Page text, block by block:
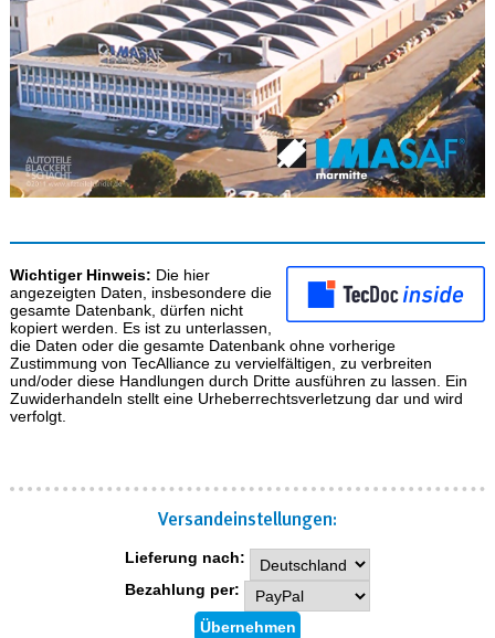
Wichtiger Hinweis: Die hier
angezeigten Daten, insbesondere die
gesamte Datenbank, dürfen nicht
kopiert werden. Es ist zu unterlassen,
die Daten oder die gesamte Datenbank ohne vorherige
Zustimmung von TecAlliance zu vervielfältigen, zu verbreiten
und/oder diese Handlungen durch Dritte ausführen zu lassen. Ein
Zuwiderhandeln stellt eine Urheberrechtsverletzung dar und wird
verfolgt.
Versand­einstellungen:
Lieferung nach:
Bezahlung per: